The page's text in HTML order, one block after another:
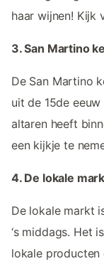
haar wijnen! Kijk
3. San Martino
De San Martino
uit de 15de
altaren heeft
een kijkje te
4. De lokale
De lokale markt
‘s middags. Het
lokale producten